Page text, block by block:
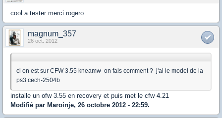
cool a tester merci rogero
magnum_357
26 oct. 2012
ci on est sur CFW 3.55 kneamw on fais comment ? j'ai le model de la
ps3 cech-2504b
installe un ofw 3.55 en recovery et puis met le cfw 4.21
Modifié par Maroinje, 26 octobre 2012 - 22:59.